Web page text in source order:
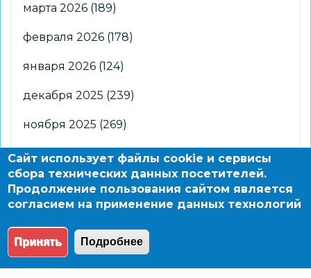
марта 2026 (189)
февраля 2026 (178)
января 2026 (124)
декабря 2025 (239)
ноября 2025 (269)
октября 2025(266)
сентября 2025 (176)
августа 2025 (2)
© 2004 - 2026 Новосибирский информационно-
Сайт использует файлы cookie и сервисы
сбора технических данных посетителей.
Продолжение пользования сайтом является
согласием на применение данных технологий
Принять Подробнее